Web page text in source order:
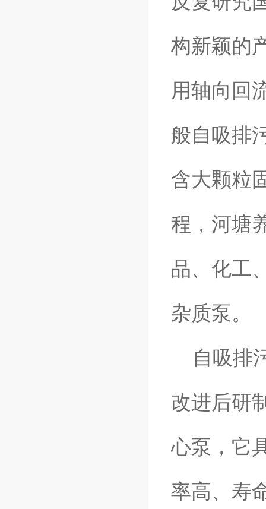
构新颖的
用轴向回
般自吸排
含大颗粒
程，河塘
品、化工
杂质泵。
自吸排
改进后研
心泵，它
率高、寿